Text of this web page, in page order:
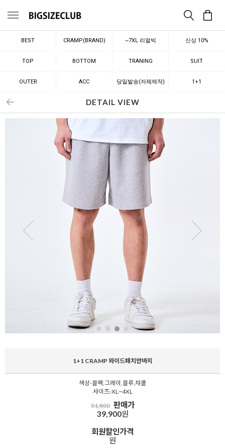
메뉴
BEST CRAMP(BRAND) ~7XL 리얼빅 신상 10%
TOP BOTTOM TRANING SUIT
OUTER ACC 당일발송(자체제작) 1+1
DETAIL VIEW
1+1 CRAMP 와이드패치반바지
색상-블랙,그레이,블루,챠콜
사이즈-XL~4XL
51,800 판매가
39,900원
회원할인가격
원